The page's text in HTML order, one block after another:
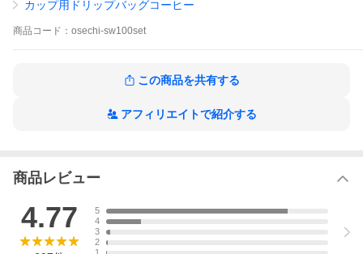
・エメラルドマウンテンブレンド 8g×10個
・プレミアムゴールド 8g×10個
・アニバーサリーブレンド 8g×10個
・モカレディ 8g×10個
カップ用ドリップバッグコーヒー
商品 コード： osechi-sw100set
この商品を共有する
アフィリエイトで紹介する
商品レビュー
4.77
5
4
3
2